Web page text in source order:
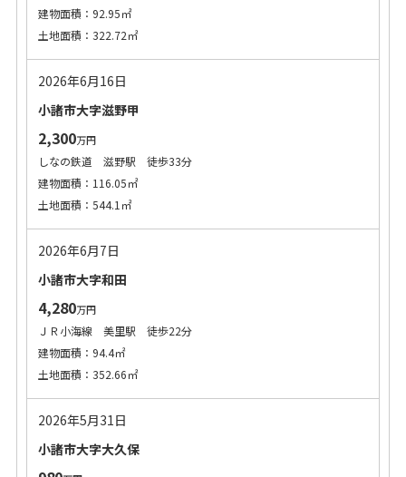
建物面積：92.95㎡
土地面積：322.72㎡
2026年6月16日
小諸市大字滋野甲
2,300万円
しなの鉄道 滋野駅 徒歩33分
建物面積：116.05㎡
土地面積：544.1㎡
2026年6月7日
小諸市大字和田
4,280万円
ＪＲ小海線 美里駅 徒歩22分
建物面積：94.4㎡
土地面積：352.66㎡
2026年5月31日
小諸市大字大久保